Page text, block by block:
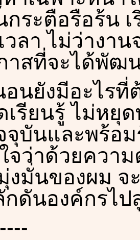
กระตือรือร้น
วลา ไม่ว่างา
าสที่จะได้พัฒ
นยังมีอะไรที่
เรียนรู้ ไม่หยุ
จุบันและพร้อ
จว่าด้วยควา
งมั่นของผม จ
กดันองค์กรไ